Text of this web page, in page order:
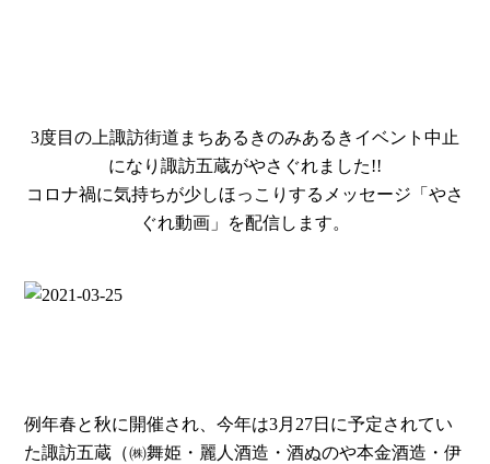
3度目の上諏訪街道まちあるきのみあるきイベント中止
になり諏訪五蔵がやさぐれました!!
コロナ禍に気持ちが少しほっこりするメッセージ「やさ
ぐれ動画」を配信します。
例年春と秋に開催され、今年は3月27日に予定されてい
た諏訪五蔵（㈱舞姫・麗人酒造・酒ぬのや本金酒造・伊